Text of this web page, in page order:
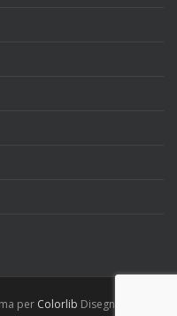
per Colorlib Disegnato da